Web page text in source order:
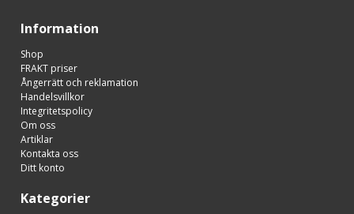
Information
Shop
FRAKT priser
Ångerrätt och reklamation
Handelsvillkor
Integritetspolicy
Om oss
Artiklar
Kontakta oss
Ditt konto
Kategorier